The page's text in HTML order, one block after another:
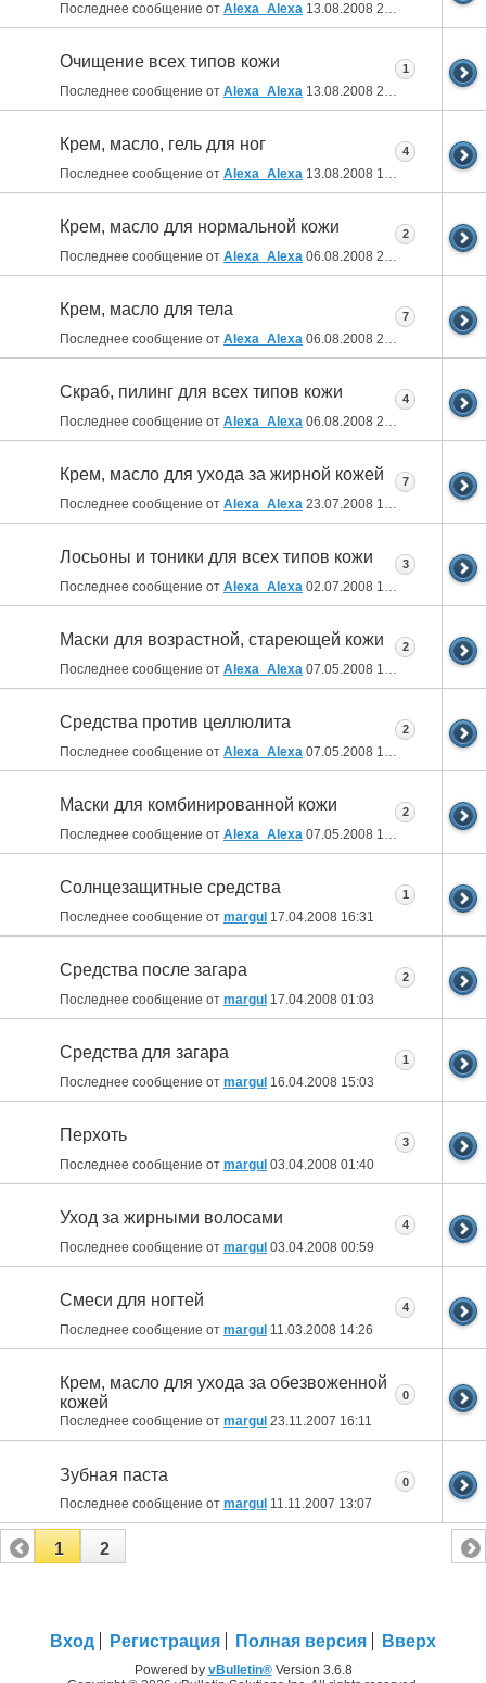
Последнее сообщение от Alexa_Alexa 13.08.2008 21:21
Очищение всех типов кожи
Последнее сообщение от Alexa_Alexa 13.08.2008 21:19
1
Крем, масло, гель для ног
Последнее сообщение от Alexa_Alexa 13.08.2008 17:39
4
Крем, масло для нормальной кожи
Последнее сообщение от Alexa_Alexa 06.08.2008 21:21
2
Крем, масло для тела
Последнее сообщение от Alexa_Alexa 06.08.2008 20:58
7
Скраб, пилинг для всех типов кожи
Последнее сообщение от Alexa_Alexa 06.08.2008 20:56
4
Крем, масло для ухода за жирной кожей
Последнее сообщение от Alexa_Alexa 23.07.2008 15:34
7
Лосьоны и тоники для всех типов кожи
Последнее сообщение от Alexa_Alexa 02.07.2008 12:41
3
Маски для возрастной, стареющей кожи
Последнее сообщение от Alexa_Alexa 07.05.2008 16:29
2
Средства против целлюлита
Последнее сообщение от Alexa_Alexa 07.05.2008 16:28
2
Маски для комбинированной кожи
Последнее сообщение от Alexa_Alexa 07.05.2008 16:26
2
Солнцезащитные средства
Последнее сообщение от margul 17.04.2008 16:31
1
Средства после загара
Последнее сообщение от margul 17.04.2008 01:03
2
Средства для загара
Последнее сообщение от margul 16.04.2008 15:03
1
Перхоть
Последнее сообщение от margul 03.04.2008 01:40
3
Уход за жирными волосами
Последнее сообщение от margul 03.04.2008 00:59
4
Смеси для ногтей
Последнее сообщение от margul 11.03.2008 14:26
4
Крем, масло для ухода за обезвоженной
кожей
Последнее сообщение от margul 23.11.2007 16:11
0
Зубная паста
Последнее сообщение от margul 11.11.2007 13:07
0
1 2
Вход Регистрация Полная версия Вверх
Powered by vBulletin®Version 3.6.8